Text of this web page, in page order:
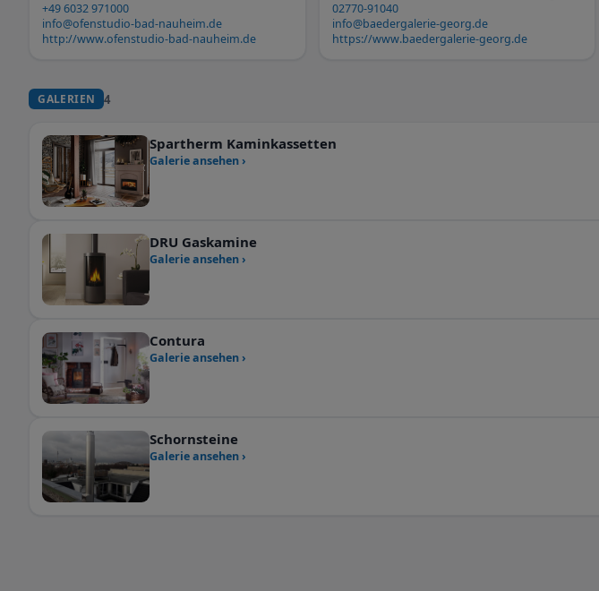
+49 6032 971000
info@ofenstudio-bad-nauheim.de
http://www.ofenstudio-bad-nauheim.de
02770-91040
info@baedergalerie-georg.de
https://www.baedergalerie-georg.de
GALERIEN 4
Spartherm Kaminkassetten
Galerie ansehen ›
DRU Gaskamine
Galerie ansehen ›
Contura
Galerie ansehen ›
Schornsteine
Galerie ansehen ›